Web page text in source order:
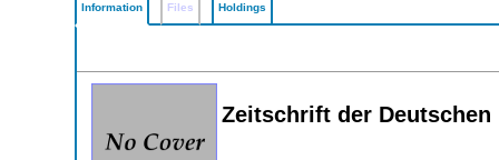
Information Files Holdings
Zeitschrift der